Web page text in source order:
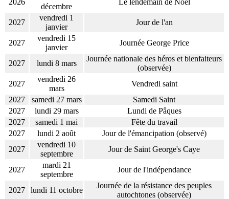
2026
décembre
Le lendemain de Noël
2027
vendredi 1
janvier
Jour de l'an
2027
vendredi 15
janvier
Journée George Price
2027 lundi 8 mars
Journée nationale des héros et bienfaiteurs
(observée)
2027
vendredi 26
mars
Vendredi saint
2027
samedi 27 mars
Samedi Saint
2027
lundi 29 mars
Lundi de Pâques
2027
samedi 1 mai
Fête du travail
2027
lundi 2 août
Jour de l'émancipation (observé)
2027
vendredi 10
septembre
Jour de Saint George's Caye
2027
mardi 21
septembre
Jour de l'indépendance
2027 lundi 11 octobre
Journée de la résistance des peuples
autochtones (observée)